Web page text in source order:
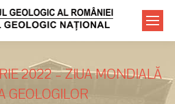
2022 – ZIUA MONDIALĂ
GEOLOGILOR